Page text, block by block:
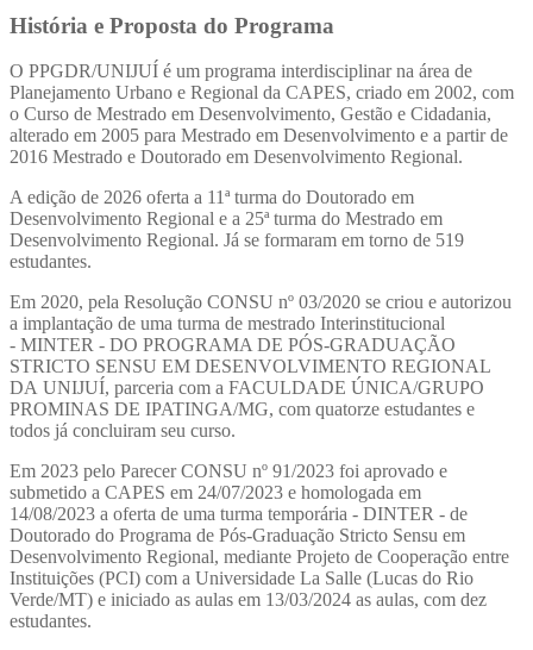
História e Proposta do Programa
O PPGDR/UNIJUÍ é um programa interdisciplinar na área de
Planejamento Urbano e Regional da CAPES, criado em 2002, com
o Curso de Mestrado em Desenvolvimento, Gestão e Cidadania,
alterado em 2005 para Mestrado em Desenvolvimento e a partir de
2016 Mestrado e Doutorado em Desenvolvimento Regional.
A edição de 2026 oferta a 11ª turma do Doutorado em
Desenvolvimento Regional e a 25ª turma do Mestrado em
Desenvolvimento Regional. Já se formaram em torno de 519
estudantes.
Em 2020, pela Resolução CONSU nº 03/2020 se criou e autorizou
a implantação de uma turma de mestrado Interinstitucional
- MINTER - DO PROGRAMA DE PÓS-GRADUAÇÃO
STRICTO SENSU EM DESENVOLVIMENTO REGIONAL
DA UNIJUÍ, parceria com a FACULDADE ÚNICA/GRUPO
PROMINAS DE IPATINGA/MG, com quatorze estudantes e
todos já concluiram seu curso.
Em 2023 pelo Parecer CONSU nº 91/2023 foi aprovado e
submetido a CAPES em 24/07/2023 e homologada em
14/08/2023 a oferta de uma turma temporária - DINTER - de
Doutorado do Programa de Pós-Graduação Stricto Sensu em
Desenvolvimento Regional, mediante Projeto de Cooperação entre
Instituições (PCI) com a Universidade La Salle (Lucas do Rio
Verde/MT) e iniciado as aulas em 13/03/2024 as aulas, com dez
estudantes.